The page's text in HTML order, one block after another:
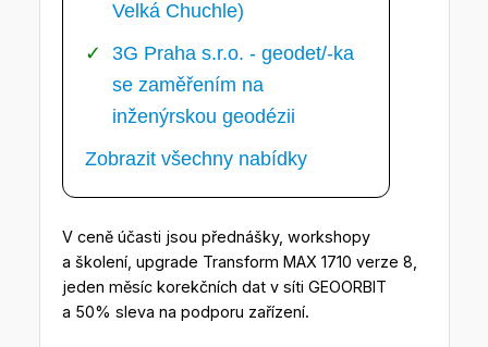
Velká Chuchle)
3G Praha s.r.o. - geodet/-ka
se zaměřením na
inženýrskou geodézii
Zobrazit všechny nabídky
V ceně účasti jsou přednášky, workshopy
a školení, upgrade Transform MAX 1710 verze 8,
jeden měsíc korekčních dat v síti GEOORBIT
a 50% sleva na podporu zařízení.